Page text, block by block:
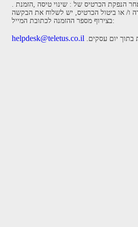
. בכל מקרה של בקשה לאחר הנפקת הכרטיס של : שינוי טיסה ,הזמנת
ו/ או ביטול הכרטיס, יש לשלוח את הבקשה
בצירוף מספר ההזמנה לכתובת המייל:
helpdesk@teletus.co.il